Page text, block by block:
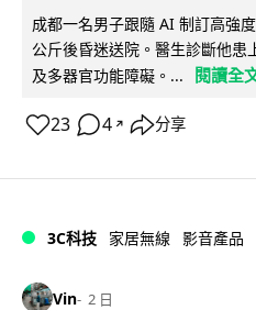
成都一名男子跟隨 AI 制訂高強
公斤後昏迷送院。醫生診斷他患
及多器官功能障礙。...
閱讀全
23 4 ↗ 分享
3C科技 家居無線 影音產品
Vin 2 日